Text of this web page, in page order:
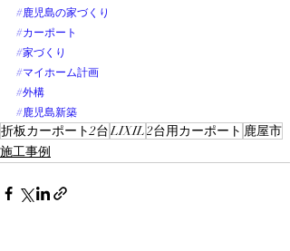
#鹿児島の家づくり
#カーポート
#家づくり
#マイホーム計画
#外構
#鹿児島新築
折板カーポート2台LIXIL2台用カーポート 鹿屋市
施工事例